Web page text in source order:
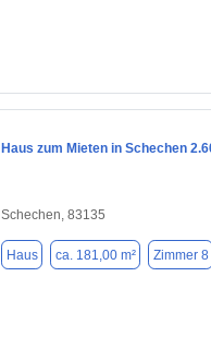
Haus zum Mieten in Schechen
Schechen, 83135
Haus ca. 181,00 m² Zimmer 8